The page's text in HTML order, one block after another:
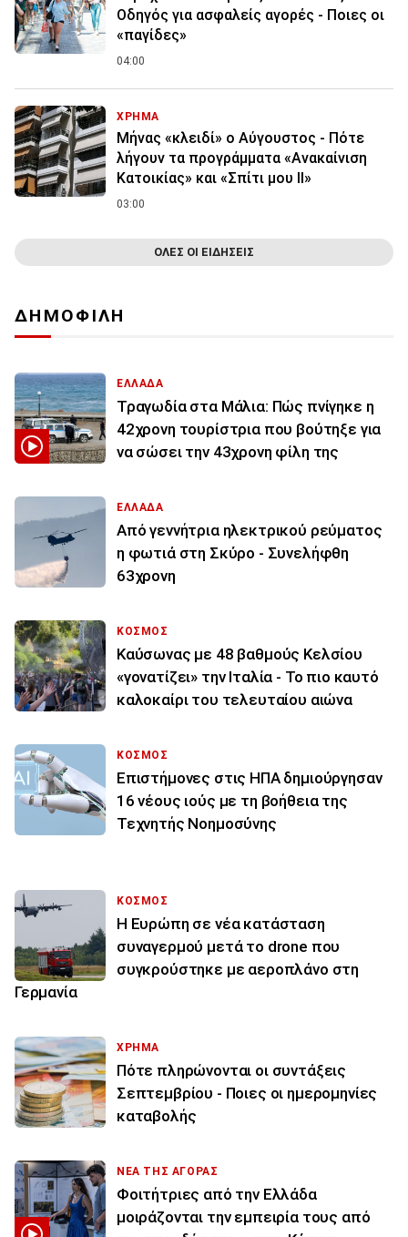
Οδηγός για ασφαλείς αγορές - Ποιες οι
«παγίδες»
04:00
ΧΡΗΜΑ
Μήνας «κλειδί» ο Αύγουστος - Πότε
λήγουν τα προγράμματα «Ανακαίνιση
Κατοικίας» και «Σπίτι μου ΙΙ»
03:00
ΟΛΕΣ ΟΙ ΕΙΔΗΣΕΙΣ
ΔΗΜΟΦΙΛΗ
ΕΛΛΑΔΑ
Τραγωδία στα Μάλια: Πώς πνίγηκε η
42χρονη τουρίστρια που βούτηξε για
να σώσει την 43χρονη φίλη της
ΕΛΛΑΔΑ
Από γεννήτρια ηλεκτρικού ρεύματος
η φωτιά στη Σκύρο - Συνελήφθη
63χρονη
ΚΟΣΜΟΣ
Καύσωνας με 48 βαθμούς Κελσίου
«γονατίζει» την Ιταλία - Το πιο καυτό
καλοκαίρι του τελευταίου αιώνα
ΚΟΣΜΟΣ
Επιστήμονες στις ΗΠΑ δημιούργησαν
16 νέους ιούς με τη βοήθεια της
Τεχνητής Νοημοσύνης
ΚΟΣΜΟΣ
Η Ευρώπη σε νέα κατάσταση
συναγερμού μετά το drone που
συγκρούστηκε με αεροπλάνο στη
Γερμανία
ΧΡΗΜΑ
Πότε πληρώνονται οι συντάξεις
Σεπτεμβρίου - Ποιες οι ημερομηνίες
καταβολής
ΝΕΑ ΤΗΣ ΑΓΟΡΑΣ
Φοιτήτριες από την Ελλάδα
μοιράζονται την εμπειρία τους από